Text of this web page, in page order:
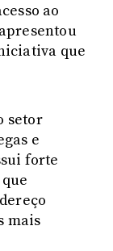
ao
que
setor
e
forte
mais